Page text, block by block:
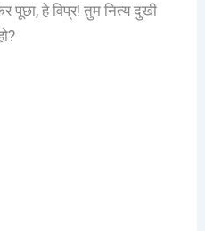
हे विप्र! तुम नित्य दुखी